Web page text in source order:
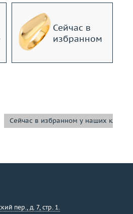
Сейчас в
избранном
Сейчас в избранном у наших
пер., д. 7, стр. 1.